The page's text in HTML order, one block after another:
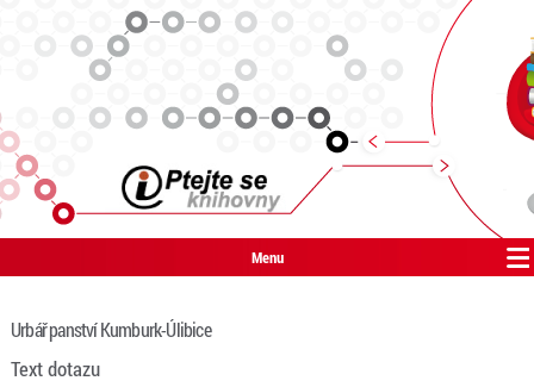
Menu
Urbář panství Kumburk-Úlibice
Text dotazu